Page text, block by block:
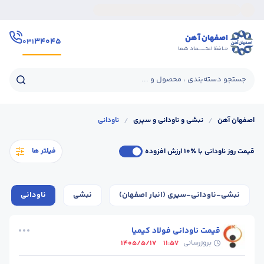
اصفهان آهن
حـافظ اعتــــــماد شما
۳۴۰۴۵۰۳۱
جستجو دسته‌بندی ، محصول و ...
اصفهان آهن / نبشی و ناودانی و سپری / ناودانی
فیلتر ها قیمت روز ناودانی با ٪۱۰ ارزش افزوده
نبشی-ناودانی-سپری (انبار اصفهان) نبشی ناودانی
قیمت ناودانی فولاد کیمیا
بروزرسانی 11:57
1405/5/17